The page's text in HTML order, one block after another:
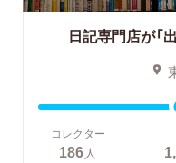
日記専門店が「
コレクター
186 人